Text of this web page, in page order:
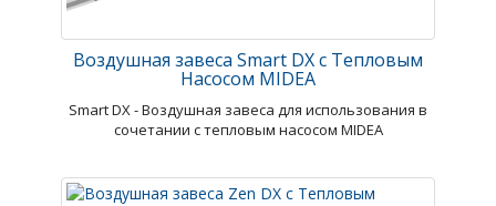
Воздушная завеса Smart DX с Тепловым
Насосом MIDEA
Smart DX - Воздушная завеса для использования в
сочетании с тепловым насосом MIDEA